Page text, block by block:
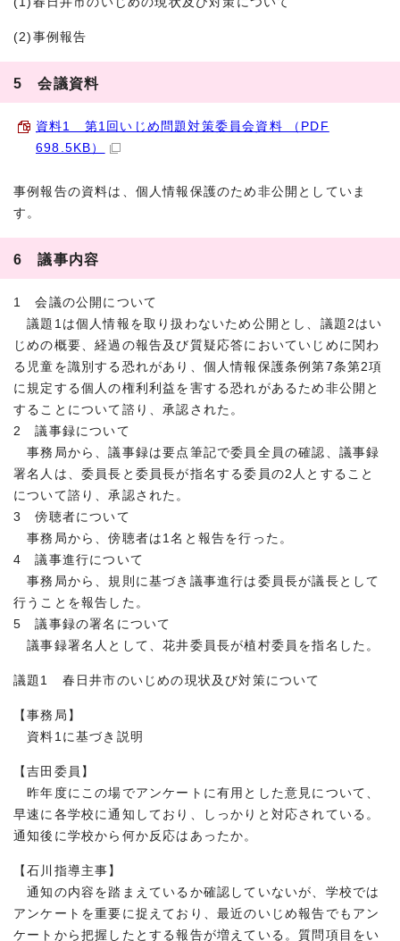
(2)事例報告
5 会議資料
資料1 第1回いじめ問題対策委員会資料 （PDF
698.5KB）
事例報告の資料は、個人情報保護のため非公開としていま
す。
6 議事内容
1 会議の公開について
議題1は個人情報を取り扱わないため公開とし、議題2はい
じめの概要、経過の報告及び質疑応答においていじめに関わ
る児童を識別する恐れがあり、個人情報保護条例第7条第2項
に規定する個人の権利利益を害する恐れがあるため非公開と
することについて諮り、承認された。
2 議事録について
事務局から、議事録は要点筆記で委員全員の確認、議事録
署名人は、委員長と委員長が指名する委員の2人とすること
について諮り、承認された。
3 傍聴者について
事務局から、傍聴者は1名と報告を行った。
4 議事進行について
事務局から、規則に基づき議事進行は委員長が議長として
行うことを報告した。
5 議事録の署名について
議事録署名人として、花井委員長が植村委員を指名した。
議題1 春日井市のいじめの現状及び対策について
【事務局】
資料1に基づき説明
【吉田委員】
昨年度にこの場でアンケートに有用とした意見について、
早速に各学校に通知しており、しっかりと対応されている。
通知後に学校から何か反応はあったか。
【石川指導主事】
通知の内容を踏まえているか確認していないが、学校では
アンケートを重要に捉えており、最近のいじめ報告でもアン
ケートから把握したとする報告が増えている。質問項目をい